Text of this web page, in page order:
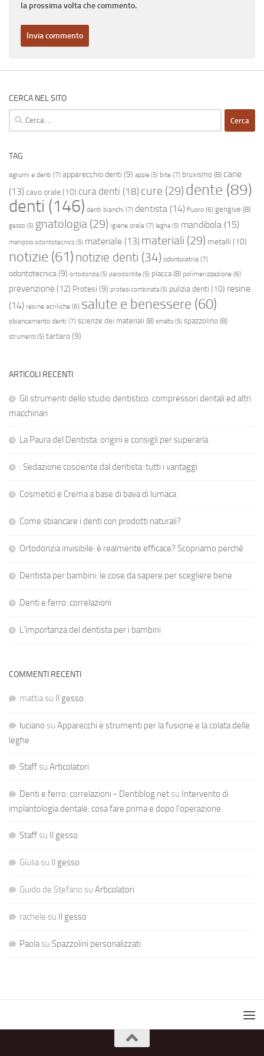
la prossima volta che commento.
CERCA NEL SITO
Ricerca
per:
TAG
agrumi e denti (7) apparecchio denti (9) apple (5) bite (7) bruxismo (8) carie
(13) cavo orale(10) cura denti (18) cure (29) dente (89)
denti (146) denti bianchi (7) dentista (14) fluoro (6) gengive (8)
gesso(5) gnatologia (29) igiene orale (7) leghe (5) mandibola (15)
manipolo odontotecnico(5) materiale (13) materiali (29) metalli (10)
notizie (61) notizie denti (34) odontoiatria (7)
odontotecnica (9) ortodonzia(5) parodontite (5) placca(8) polimerizzazione (6)
prevenzione (12) Protesi (9) protesi combinata(5) pulizia denti (10) resine
(14) resine acriliche (6) salute e benessere (60)
sbiancamento denti (7) scienze dei materiali (8) smalto(5) spazzolino (8)
strumenti(5) tartaro(9)
ARTICOLI RECENTI
Gli strumenti dello studio dentistico: compressori dentali ed altri
macchinari
La Paura del Dentista: origini e consigli per superarla
: Sedazione cosciente dal dentista: tutti i vantaggi
Cosmetici e Crema a base di bava di lumaca
Come sbiancare i denti con prodotti naturali?
Ortodonzia invisibile: è realmente efficace? Scopriamo perché
Dentista per bambini: le cose da sapere per scegliere bene
Denti e ferro: correlazioni
L’importanza del dentista per i bambini
COMMENTI RECENTI
mattiasu Il gesso
luciano su Apparecchi e strumenti per la fusione e la colata delle
leghe
Staffsu Articolatori
Denti e ferro: correlazioni - Dentiblog.netsu Intervento di
implantologia dentale: cosa fare prima e dopo l’operazione
Staffsu Il gesso
Giuliasu Il gesso
Guido de Stefano su Articolatori
rachele su Il gesso
Paolasu Spazzolini personalizzati